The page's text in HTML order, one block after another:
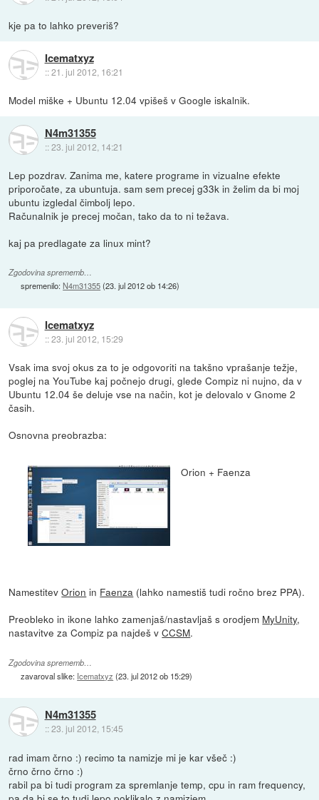
kje pa to lahko preveriš?
Icematxyz
::21. jul 2012, 16:21
Model miške + Ubuntu 12.04 vpišeš v Google iskalnik.
N4m31355
::23. jul 2012, 14:21
Lep pozdrav. Zanima me, katere programe in vizualne efekte
priporočate, za ubuntuja. sam sem precej g33k in želim da bi moj
ubuntu izgledal čimbolj lepo.
Računalnik je precej močan, tako da to ni težava.
kaj pa predlagate za linux mint?
Zgodovina sprememb…
spremenilo:N4m31355(23. jul 2012 ob 14:26)
Icematxyz
::23. jul 2012, 15:29
Vsak ima svoj okus za to je odgovoriti na takšno vprašanje težje,
poglej na YouTube kaj počnejo drugi, glede Compiz ni nujno, da v
Ubuntu 12.04 še deluje vse na način, kot je delovalo v Gnome 2
časih.
Osnovna preobrazba:
Orion + Faenza
NamestitevOrion in Faenza (lahko namestiš tudi ročno brez PPA).
Preobleko in ikone lahko zamenjaš/nastavljaš s orodjem MyUnity,
nastavitve za Compiz pa najdeš vCCSM.
Zgodovina sprememb…
zavaroval slike: Icematxyz (23. jul 2012 ob 15:29)
N4m31355
::23. jul 2012, 15:45
rad imam črno :) recimo ta namizje mi je kar všeč :)
črno črno črno :)
rabil pa bi tudi program za spremlanje temp, cpu in ram frequency,